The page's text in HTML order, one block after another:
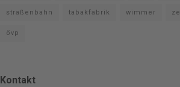
straßenbahn tabakfabrik wimmer
övp
Kontakt